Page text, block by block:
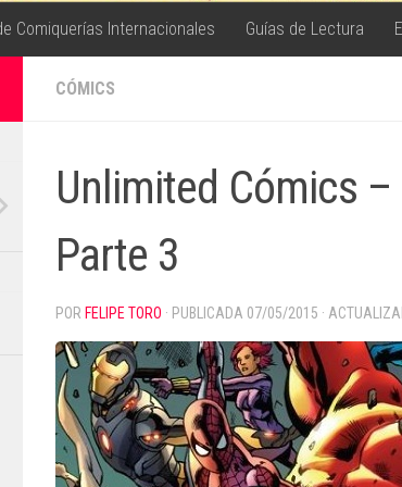
Comiquerías Internacionales Guías de Lectura
CÓMICS
Unlimited Cómics –
Parte 3
POR FELIPE TORO · PUBLICADA 07/05/2015 ·